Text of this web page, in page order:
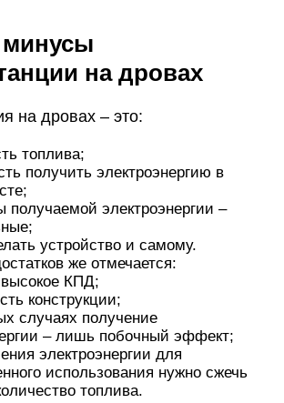
на дровах
на дровах – это:
топлива;
получить электроэнергию в
получаемой электроэнергии –
устройство и самому.
же отмечается:
КПД;
конструкции;
случаях получение
– лишь побочный эффект;
электроэнергии для
использования нужно сжечь
топлива.